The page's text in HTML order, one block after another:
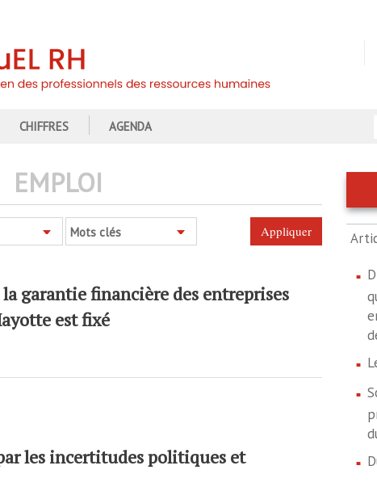
CHIFFRES AGENDA
EMPLOI
Mots clés
garantie financière des entreprises
est fixé
les incertitudes politiques et